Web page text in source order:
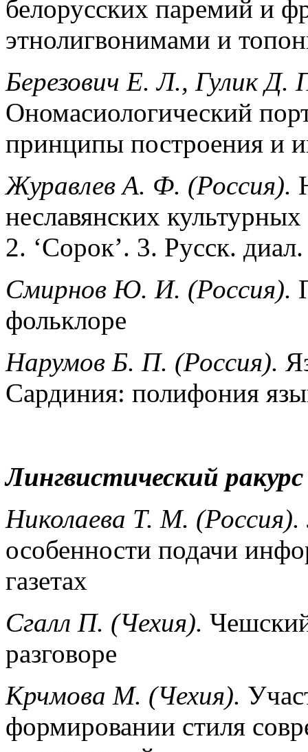
белорусских паремий и
этнолигвонимами и
Березович Е. Л., Гулик Д.
Ономасиологический
принципы построения и
Журавлев А. Ф. (Россия).
неславянских
2. ‘Сорок’. 3. Русск.
Смирнов Ю. И. (Россия).
фольклоре
Нарумов Б. П. (Россия).
Сардиния: полифония
Лингвистический ракурс
Николаева Т. М. (Россия).
особенности подачи
газетах
Сгалл П. (Чехия).
разговоре
Крчмова М. (Чехия).
формировании стиля